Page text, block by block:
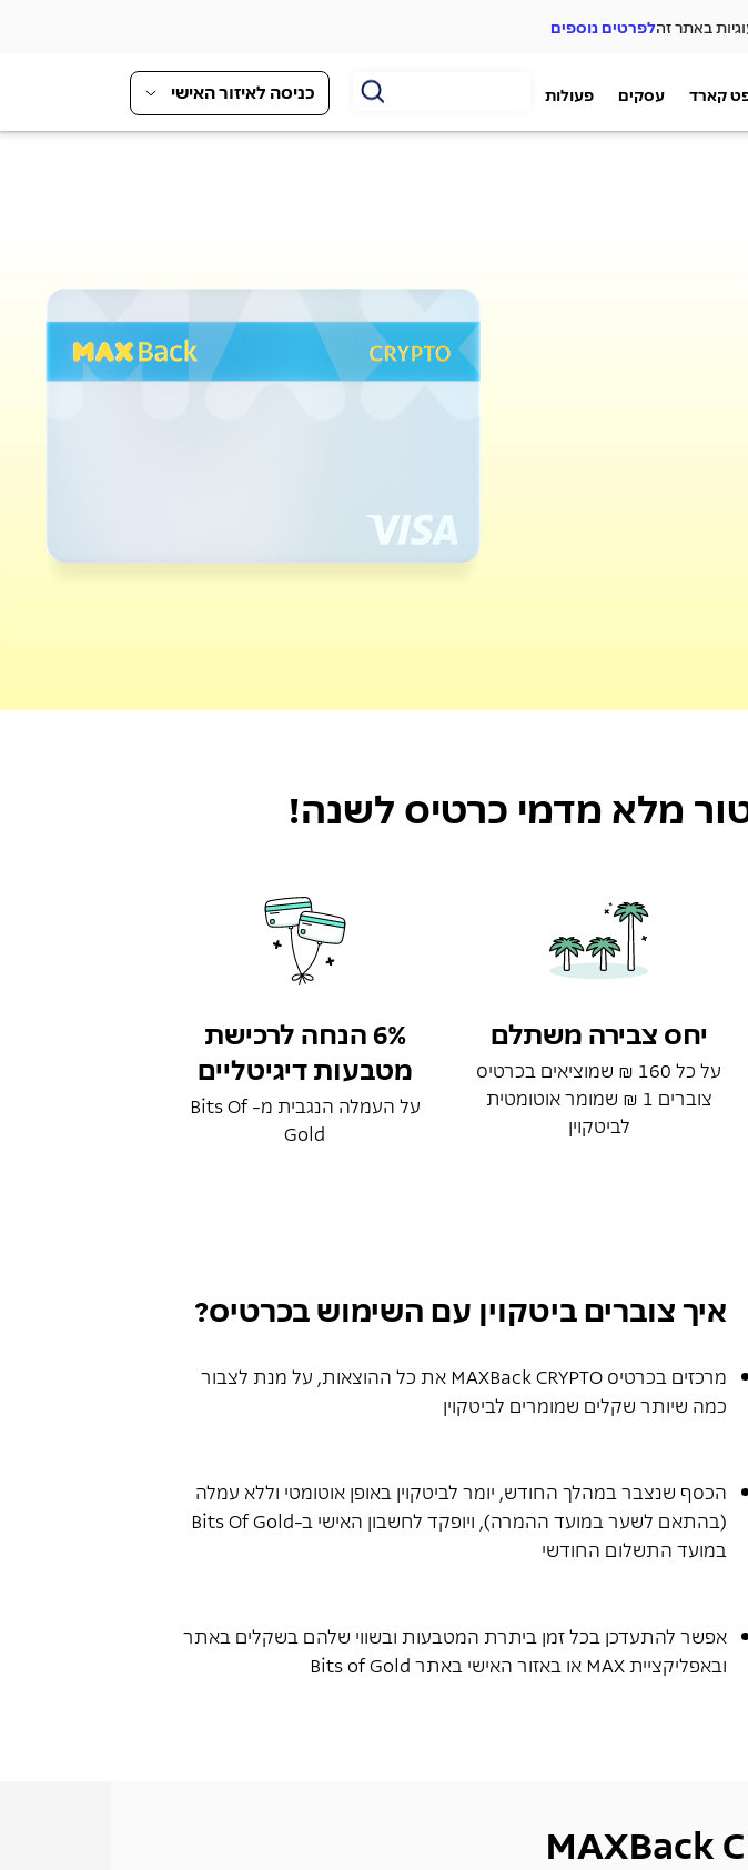
באתר זהלפרטים נוספים
קארד עסקים פעולות כניסה לאיזור האישי
מלא מדמי כרטיס לשנה!
יחס צבירה משתלם
על כל 160 ₪ שמוציאים בכרטיס
צוברים 1 ₪ שמומר אוטומטית
לביטקוין
6% הנחה לרכישת
מטבעות דיגיטליים
על העמלה הנגבית מ- Bits Of
Gold
איך צוברים ביטקוין עם השימוש בכרטיס?
מרכזים בכרטיס MAXBack CRYPTO את כל ההוצאות, על מנת לצבור
כמה שיותר שקלים שמומרים לביטקוין
הכסף שנצבר במהלך החודש, יומר לביטקוין באופן אוטומטי וללא עמלה
(בהתאם לשער במועד ההמרה), ויופקד לחשבון האישי ב-Bits Of Gold
במועד התשלום החודשי
אפשר להתעדכן בכל זמן ביתרת המטבעות ובשווי שלהם בשקלים באתר
ובאפליקציית MAX
או באזור האישי באתר